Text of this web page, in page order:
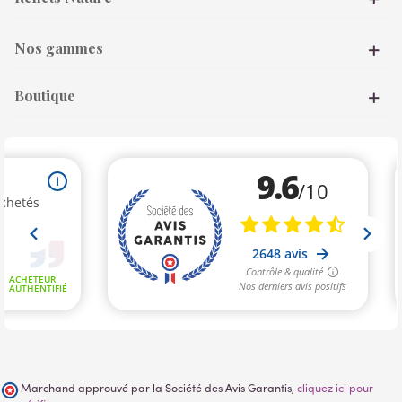
Nos gammes
Boutique
Marchand approuvé par la Société des Avis Garantis, cliquez ici pour